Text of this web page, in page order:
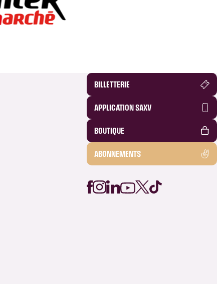
BILLETTERIE
APPLICATION SAXV
BOUTIQUE
ABONNEMENTS